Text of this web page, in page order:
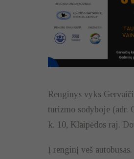
Renginys vyks
turizmo sodyboje (adr.
k. 10, Klaipėdos raj.
Į renginį veš autobusas.